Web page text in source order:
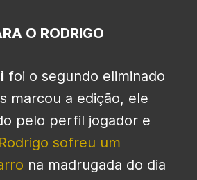
O RODRIGO
foi o segundo eliminado
marcou a edição, ele
pelo perfil jogador e
Rodrigo sofreu um
na madrugada do dia